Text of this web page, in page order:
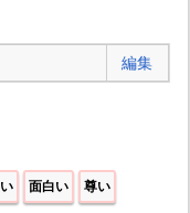
編集
面白い 尊い